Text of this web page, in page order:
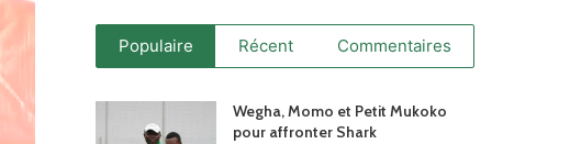
Populaire Récent Commentaires
Wegha, Momo et Petit Mukoko
pour affronter Shark